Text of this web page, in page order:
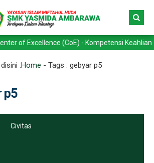
Excellence (CoE) - Kompetensi Keahlian -
:Home - Tags : gebyar p5
p5
Civitas